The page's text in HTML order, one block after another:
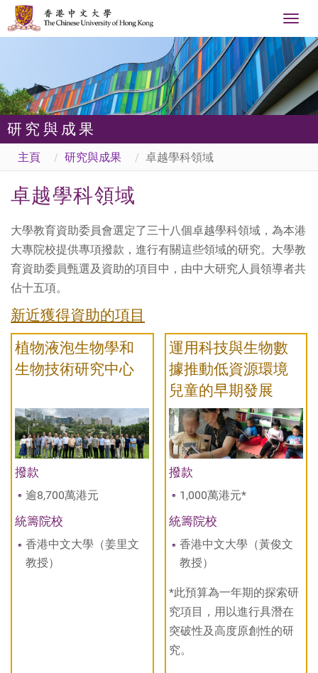
研究與成果
主頁 研究與成果 卓越學科領域
卓越學科領域
大學教育資助委員會選定了三十八個卓越學科領域，為本港
大專院校提供專項撥款，進行有關這些領域的研究。大學教
育資助委員甄選及資助的項目中，由中大研究人員領導者共
佔十五項。
新近獲得資助的項目
植物液泡生物學和
生物技術研究中心
撥款
逾8,700萬港元
統籌院校
香港中文大學（姜里文
教授）
運用科技與生物數
據推動低資源環境
兒童的早期發展
撥款
1,000萬港元*
統籌院校
香港中文大學（黃俊文
教授）
*此預算為一年期的探索研
究項目，用以進行具潛在
突破性及高度原創性的研
究。